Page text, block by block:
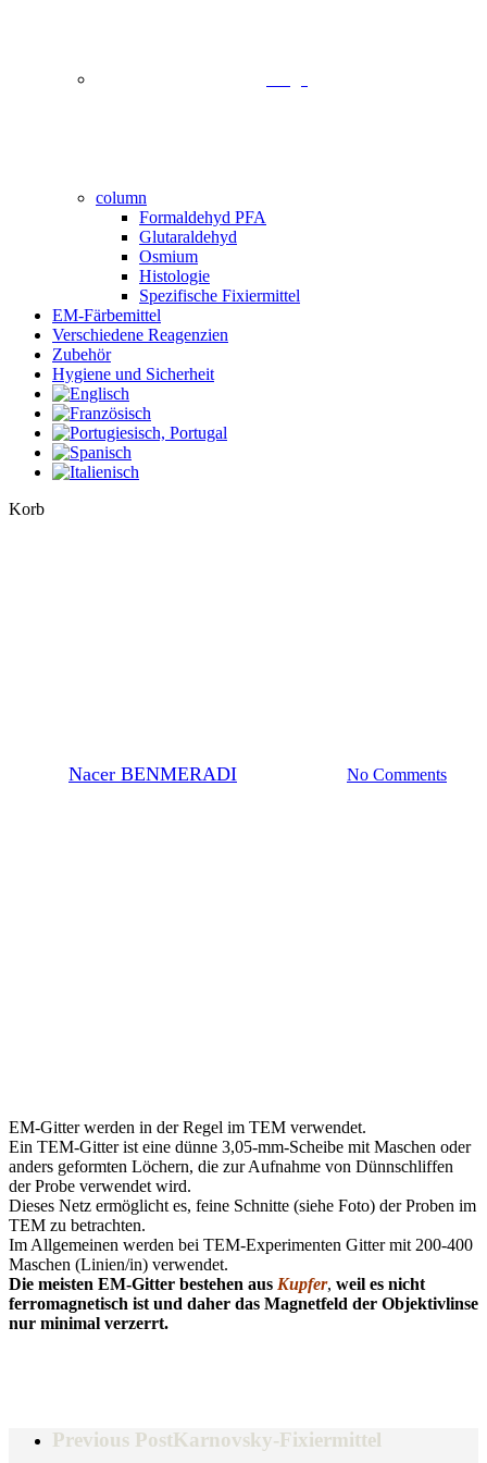
column
Formaldehyd PFA
Glutaraldehyd
Osmium
Histologie
Spezifische Fixiermittel
EM-Färbemittel
Verschiedene Reagenzien
Zubehör
Hygiene und Sicherheit
KorbClose
Nacer BENMERADI No Comments
EM-Gitter werden in der Regel im TEM verwendet.
Ein TEM-Gitter ist eine dünne 3,05-mm-Scheibe mit Maschen oder
anders geformten Löchern, die zur Aufnahme von Dünnschliffen
der Probe verwendet wird.
Dieses Netz ermöglicht es, feine Schnitte (siehe Foto) der Proben im
TEM zu betrachten.
Im Allgemeinen werden bei TEM-Experimenten Gitter mit 200-400
Maschen (Linien/in) verwendet.
Die meisten EM-Gitter bestehen aus Kupfer, weil es nicht
ferromagnetisch ist und daher das Magnetfeld der Objektivlinse
nur minimal verzerrt.
Previous PostKarnovsky-Fixiermittel